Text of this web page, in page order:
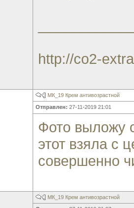
http://co2-
МК_19 Крем антивозрастной
Отправлен: 27-11-2019 21:01
Фото выложу
этот взяла с
совершенно
МК_19 Крем антивозрастной